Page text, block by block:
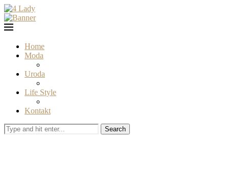
Home
Moda
Uroda
Life Style
Kontakt
Search